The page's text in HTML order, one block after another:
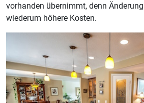
vorhanden übernimmt, denn
wiederum höhere Kosten.